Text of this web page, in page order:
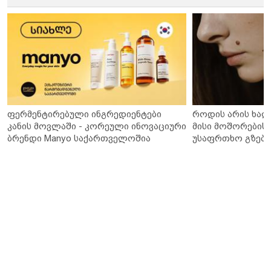
ფერმენტირებული ინგრედიენტები
კანის მოვლაში - კორეული ინოვაციური
ბრენდი Manyo საქართველოშია
როდის არის
მისი მოშორების
უსაფრთხო გზები